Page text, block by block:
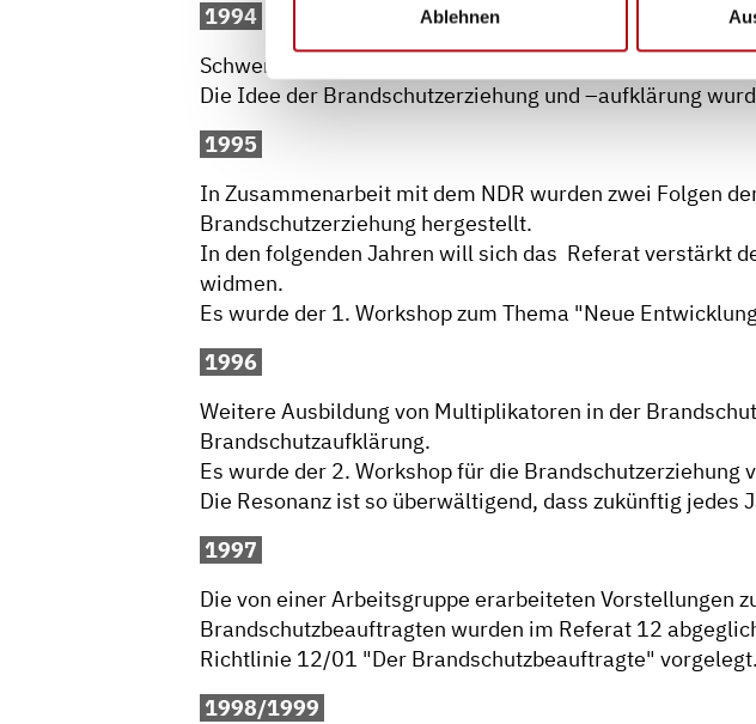
Ablehnen
1994
Schwerpunkt in diesem Jahr waren die Aktivitäten vor
Die Idee der Brandschutzerziehung und –aufklärung
1995
In Zusammenarbeit mit dem NDR wurden zwei Folgen
Brandschutzerziehung hergestellt.
In den folgenden Jahren will sich das Referat verstärkt
widmen.
Es wurde der 1. Workshop zum Thema "Neue
1996
Weitere Ausbildung von Multiplikatoren in der
Brandschutzaufklärung.
Es wurde der 2. Workshop für die Brandschutzerziehung
Die Resonanz ist so überwältigend, dass zukünftig jedes
1997
Die von einer Arbeitsgruppe erarbeiteten Vorstellungen
Brandschutzbeauftragten wurden im Referat 12
Richtlinie 12/01 "Der Brandschutzbeauftragte" vorgelegt.
1998/1999